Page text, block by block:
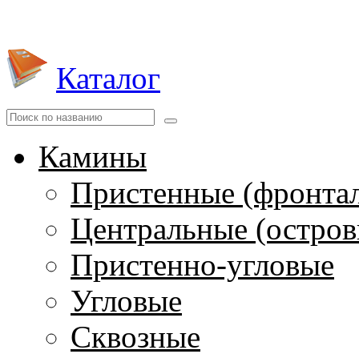
Каталог
Камины
Пристенные
Центральные
Пристенно-угловые
Угловые
Сквозные